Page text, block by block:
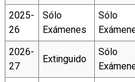
2025-
26
Sólo
Exámenes
Sólo
2026-
27
Extinguido
Sólo